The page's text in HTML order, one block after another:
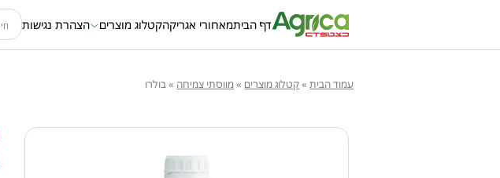
דף הביתמאחורי אגריקהקטלוג מוצרים הצהרת נגישות
עמוד הבית»קטלוג מוצרים »מווסתי צמיחה »בולרו